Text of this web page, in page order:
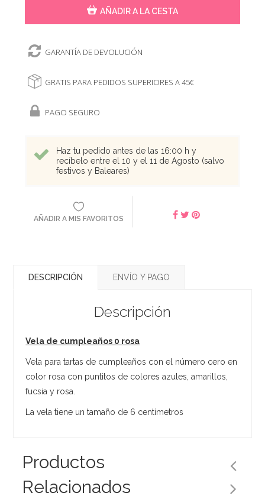
AÑADIR A LA CESTA
GARANTÍA DE DEVOLUCIÓN
GRATIS PARA PEDIDOS SUPERIORES A 45€
PAGO SEGURO
Haz tu pedido antes de las 16:00 h y
recíbelo entre el 10 y el 11 de Agosto (salvo
festivos y Baleares)
AÑADIR A MIS FAVORITOS
DESCRIPCIÓN ENVÍO Y PAGO
Descripción
Vela de cumpleaños 0 rosa
Vela para tartas de cumpleaños con el número cero en
color rosa con puntitos de colores azules, amarillos,
fucsia y rosa.
La vela tiene un tamaño de 6 centímetros
Productos
Relacionados